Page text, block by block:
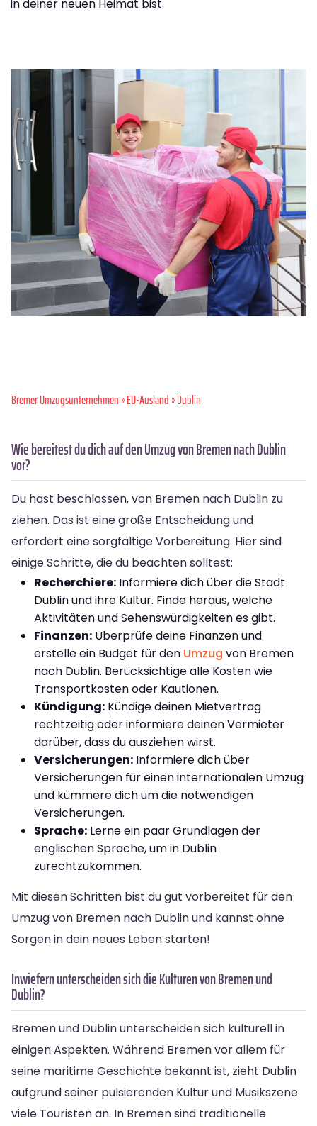
in deiner neuen Heimat bist.
Bremer Umzugsunternehmen»EU-Ausland» Dublin
Wie bereitest du dich auf den Umzug von Bremen nach Dublin
vor?
Du hast beschlossen, von Bremen nach Dublin zu
ziehen. Das ist eine große Entscheidung und
erfordert eine sorgfältige Vorbereitung. Hier sind
einige Schritte, die du beachten solltest:
Recherchiere: Informiere dich über die Stadt
Dublin und ihre Kultur. Finde heraus, welche
Aktivitäten und Sehenswürdigkeiten es gibt.
Finanzen: Überprüfe deine Finanzen und
erstelle ein Budget für den Umzug von Bremen
nach Dublin. Berücksichtige alle Kosten wie
Transportkosten oder Kautionen.
Kündigung: Kündige deinen Mietvertrag
rechtzeitig oder informiere deinen Vermieter
darüber, dass du ausziehen wirst.
Versicherungen: Informiere dich über
Versicherungen für einen internationalen Umzug
und kümmere dich um die notwendigen
Versicherungen.
Sprache: Lerne ein paar Grundlagen der
englischen Sprache, um in Dublin
zurechtzukommen.
Mit diesen Schritten bist du gut vorbereitet für den
Umzug von Bremen nach Dublin und kannst ohne
Sorgen in dein neues Leben starten!
Inwiefern unterscheiden sich die Kulturen von Bremen und
Dublin?
Bremen und Dublin unterscheiden sich kulturell in
einigen Aspekten. Während Bremen vor allem für
seine maritime Geschichte bekannt ist, zieht Dublin
aufgrund seiner pulsierenden Kultur und Musikszene
viele Touristen an. In Bremen sind traditionelle